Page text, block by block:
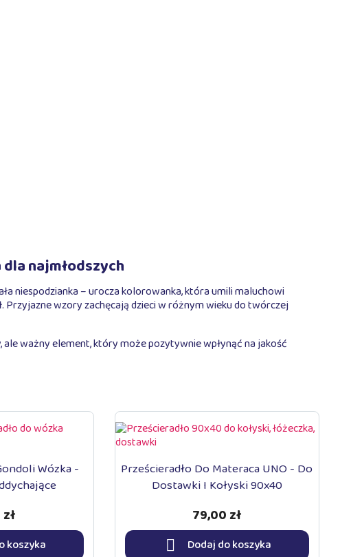
najmłodszych
niespodzianka – urocza kolorowanka, która umili maluchowi
Przyjazne wzory zachęcają dzieci w różnym wieku do twórczej
ważny element, który może pozytywnie wpłynąć na jakość
Wózka -
koszyka
Prześcieradło Do Materaca UNO - Do
Dostawki I Kołyski 90x40
79,00 zł
 Dodaj do koszyka